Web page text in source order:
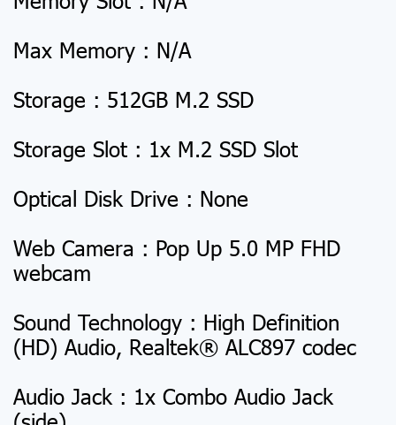
Max Memory : N/A
Storage : 512GB M.2 SSD
Storage Slot : 1x M.2 SSD Slot
Optical Disk Drive : None
Web Camera : Pop Up 5.0 MP FHD
webcam
Sound Technology : High Definition
(HD) Audio, Realtek® ALC897 codec
Audio Jack : 1x Combo Audio Jack